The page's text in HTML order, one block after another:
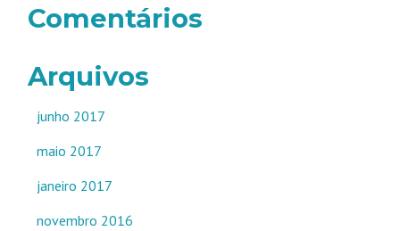
Comentários
Arquivos
junho 2017
maio 2017
janeiro 2017
novembro 2016